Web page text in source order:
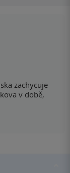
zachycuje
v době,